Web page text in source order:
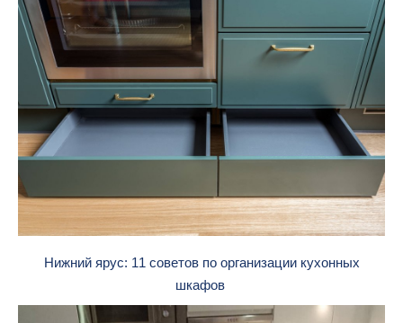
Нижний ярус: 11 советов по организации кухонных
шкафов